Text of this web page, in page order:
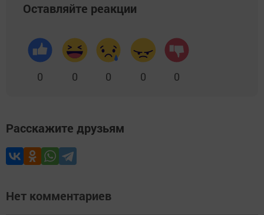
Оставляйте реакции
0 0 0 0 0
Расскажите друзьям
Нет комментариев